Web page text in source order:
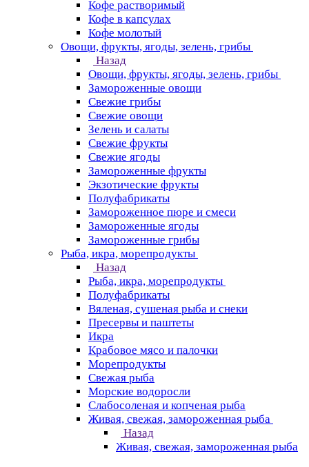
Кофе растворимый
Кофе в капсулах
Кофе молотый
Овощи, фрукты, ягоды, зелень, грибы
Назад
Овощи, фрукты, ягоды, зелень, грибы
Замороженные овощи
Свежие грибы
Свежие овощи
Зелень и салаты
Свежие фрукты
Свежие ягоды
Замороженные фрукты
Экзотические фрукты
Полуфабрикаты
Замороженное пюре и смеси
Замороженные ягоды
Замороженные грибы
Рыба, икра, морепродукты
Назад
Рыба, икра, морепродукты
Полуфабрикаты
Вяленая, сушеная рыба и снеки
Пресервы и паштеты
Икра
Крабовое мясо и палочки
Морепродукты
Свежая рыба
Морские водоросли
Слабосоленая и копченая рыба
Живая, свежая, замороженная рыба
Назад
Живая, свежая, замороженная рыба